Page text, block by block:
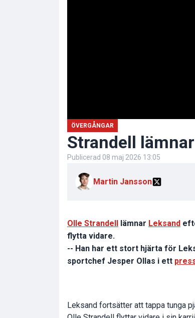
ÖVERGÅNGAR
Strandell
Publicerad 08 maj 2026 13:05
Martin Jansson
Olle Strandell lämnar Leksand
flytta vidare.
-- Han har ett stort hjärta för
sportchef Jesper Ollas i ett
Leksand fortsätter att tappa tunga